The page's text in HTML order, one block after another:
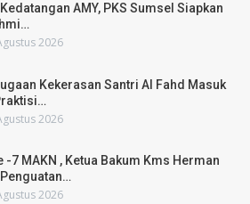
AMY, PKS Sumsel Siapkan
2026
Kekerasan Santri Al Fahd Masuk
2026
-7 MAKN , Ketua Bakum Kms Herman
2026